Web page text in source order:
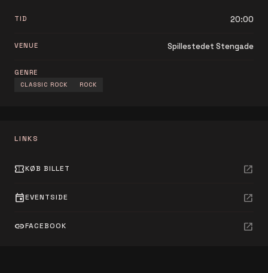
TID 20:00
VENUE Spillestedet Stengade
GENRE
CLASSIC ROCK ROCK
LINKS
confirmation_numberKØB BILLET open_in_new
eventEVENTSIDE open_in_new
linkFACEBOOK open_in_new